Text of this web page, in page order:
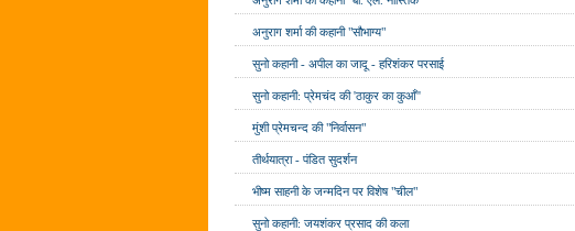
अनुराग शर्मा की कहानी "सौभाग्य"
सुनो कहानी - अपील का जादू - हरिशंकर परसाई
सुनो कहानी: प्रेमचंद की 'ठाकुर का कुआँ''
मुंशी प्रेमचन्द की "निर्वासन"
तीर्थयात्रा - पंडित सुदर्शन
भीष्म साहनी के जन्मदिन पर विशेष "चील"
सुनो कहानी: जयशंकर प्रसाद की कला